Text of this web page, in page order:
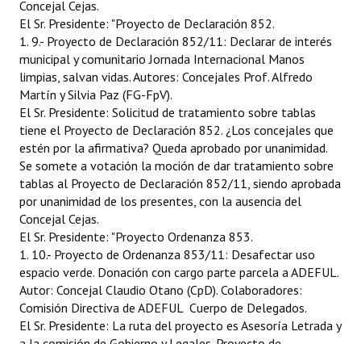
Concejal Cejas.
El Sr. Presidente: "Proyecto de Declaración 852.
1. 9.- Proyecto de Declaración 852/11: Declarar de interés
municipal y comunitario Jornada Internacional Manos
limpias, salvan vidas. Autores: Concejales Prof. Alfredo
Martín y Silvia Paz (FG-FpV).
El Sr. Presidente: Solicitud de tratamiento sobre tablas
tiene el Proyecto de Declaración 852. ¿Los concejales que
estén por la afirmativa? Queda aprobado por unanimidad.
Se somete a votación la moción de dar tratamiento sobre
tablas al Proyecto de Declaración 852/11, siendo aprobada
por unanimidad de los presentes, con la ausencia del
Concejal Cejas.
El Sr. Presidente: "Proyecto Ordenanza 853.
1. 10.- Proyecto de Ordenanza 853/11: Desafectar uso
espacio verde. Donación con cargo parte parcela a ADEFUL.
Autor: Concejal Claudio Otano (CpD). Colaboradores:
Comisión Directiva de ADEFUL  Cuerpo de Delegados.
El Sr. Presidente: La ruta del proyecto es Asesoría Letrada y